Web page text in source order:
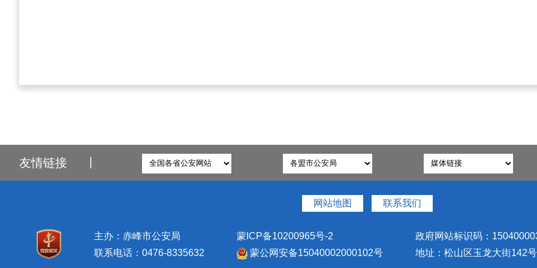
友情链接
网站地图 联系我们
主办：赤峰市公安局
联系电话：0476-8335632
蒙ICP备10200965号-2
蒙公网安备15040002000102号
政府网站标识码：
地址：松山区玉龙大街142号